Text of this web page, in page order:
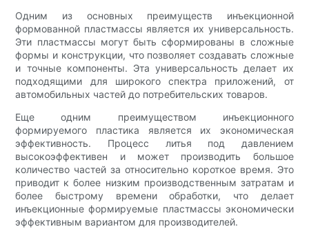
Одним из основных преимуществ инъекционной
формованной пластмассы является их универсальность.
Эти пластмассы могут быть сформированы в сложные
формы и конструкции, что позволяет создавать сложные
и точные компоненты. Эта универсальность делает их
подходящими для широкого спектра приложений, от
автомобильных частей до потребительских товаров.
Еще одним преимуществом инъекционного
формируемого пластика является их экономическая
эффективность. Процесс литья под давлением
высокоэффективен и может производить большое
количество частей за относительно короткое время. Это
приводит к более низким производственным затратам и
более быстрому времени обработки, что делает
инъекционные формируемые пластмассы экономически
эффективным вариантом для производителей.